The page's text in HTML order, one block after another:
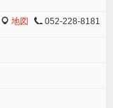
MAP
地図 TEL
052-228-8181